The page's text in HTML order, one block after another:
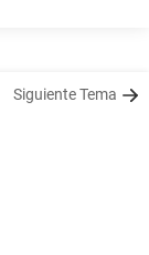
Siguiente Tema